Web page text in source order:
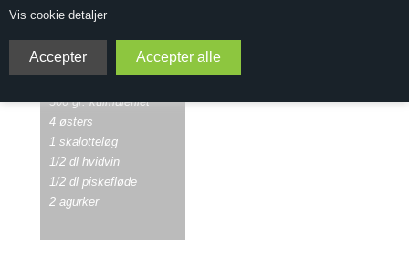
Vis cookie detaljer
2 personer
Tilberedning 45 minutter
300 gr. kulmulefilet
4 østers
1 skalotteløg
1/2 dl hvidvin
1/2 dl piskefløde
2 agurker